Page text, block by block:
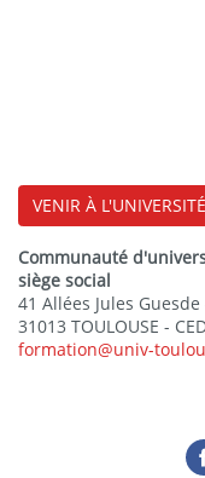
VENIR À L'UNIVERSITÉ
Communauté
siège social
41 Allées Jules Guesde
31013 TOULOUSE -
formation@univ-